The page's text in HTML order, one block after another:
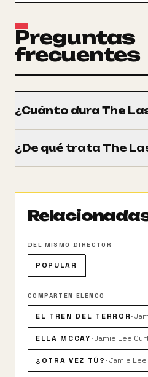
Preguntas
frecuentes
¿Cuánto dura The
¿De qué trata The
se debate por saber qué hacer
con su hija, que a menudo
en su vida.
DEL MISMO DIRECTOR
POPULAR
COMPARTEN ELENCO
EL TREN DEL TERROR·
ELLA MCCAY·Jamie Lee
¿OTRA VEZ TÚ? ·Jamie